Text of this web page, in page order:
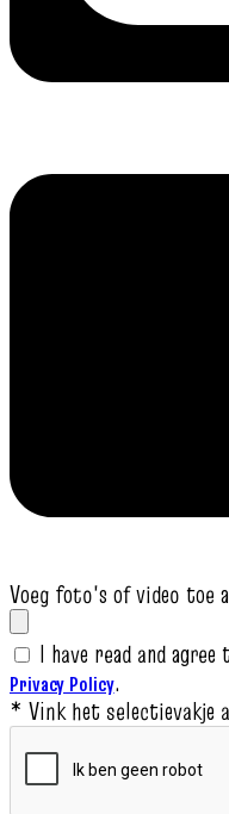
Voeg foto's of video toe
I have read and
Privacy Policy.
* Vink het selectievakje